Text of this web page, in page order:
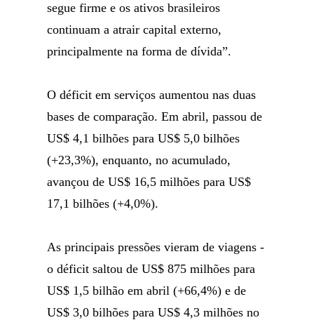
segue firme e os ativos brasileiros
continuam a atrair capital externo,
principalmente na forma de dívida”.
O déficit em serviços aumentou nas duas
bases de comparação. Em abril, passou de
US$ 4,1 bilhões para US$ 5,0 bilhões
(+23,3%), enquanto, no acumulado,
avançou de US$ 16,5 milhões para US$
17,1 bilhões (+4,0%).
As principais pressões vieram de viagens -
o déficit saltou de US$ 875 milhões para
US$ 1,5 bilhão em abril (+66,4%) e de
US$ 3,0 bilhões para US$ 4,3 milhões no